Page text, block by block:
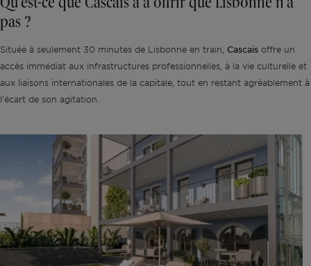
Qu'est-ce que Cascais a à offrir que Lisbonne n'a
pas ?
Située à seulement 30 minutes de Lisbonne en train, Cascais offre un
accès immédiat aux infrastructures professionnelles, à la vie culturelle et
aux liaisons internationales de la capitale, tout en restant agréablement à
l'écart de son agitation.